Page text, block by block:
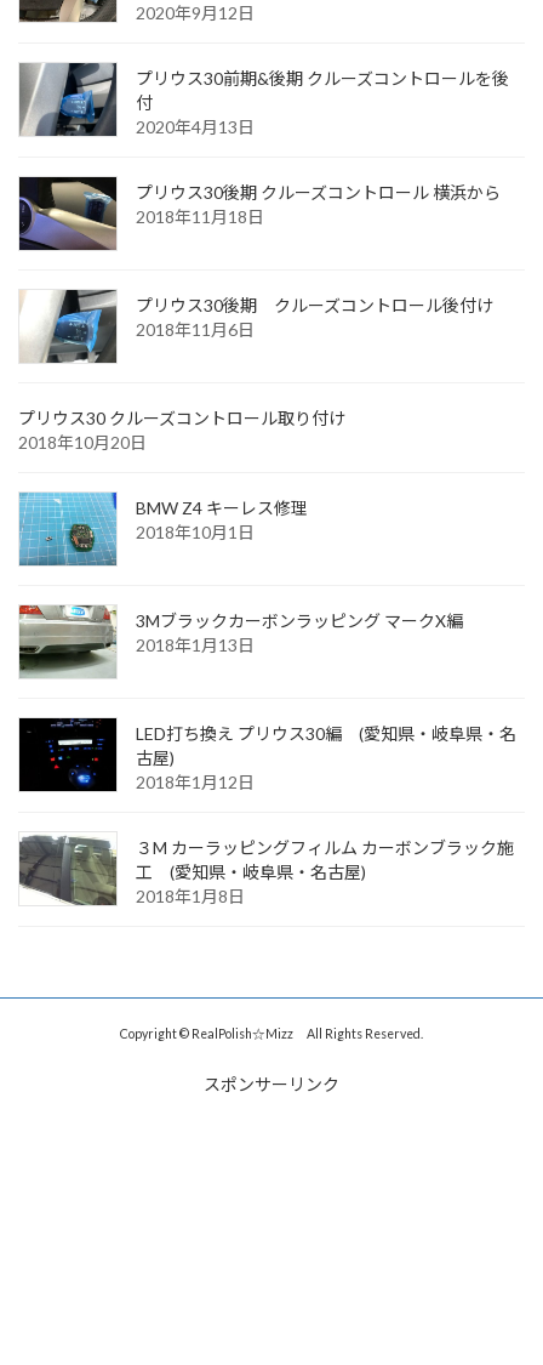
2020年9月12日
プリウス30前期&後期 クルーズコントロールを後
付
2020年4月13日
プリウス30後期 クルーズコントロール 横浜から
2018年11月18日
プリウス30後期 クルーズコントロール後付け
2018年11月6日
プリウス30 クルーズコントロール取り付け
2018年10月20日
BMW Z4 キーレス修理
2018年10月1日
3Mブラックカーボンラッピング マークX編
2018年1月13日
LED打ち換え プリウス30編 (愛知県・岐阜県・名
古屋)
2018年1月12日
３M カーラッピングフィルム カーボンブラック施
工 (愛知県・岐阜県・名古屋)
2018年1月8日
Copyright © RealPolish☆Mizz All Rights Reserved.
スポンサーリンク